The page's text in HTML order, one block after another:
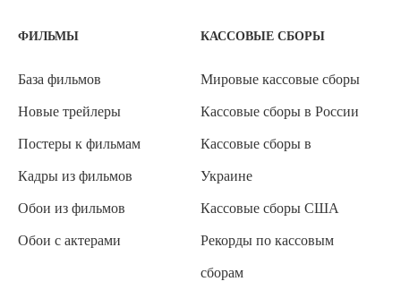
ФИЛЬМЫ
База фильмов
Новые трейлеры
Постеры к фильмам
Кадры из фильмов
Обои из фильмов
Обои с актерами
КАССОВЫЕ СБОРЫ
Мировые кассовые сборы
Кассовые сборы в России
Кассовые сборы в
Украине
Кассовые сборы США
Рекорды по кассовым
сборам